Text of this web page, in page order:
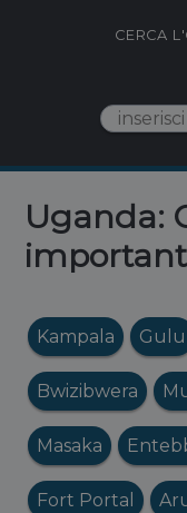
CERCA
Uganda:
Kampala Gulu
Bwizibwera
Masaka
Fort Portal